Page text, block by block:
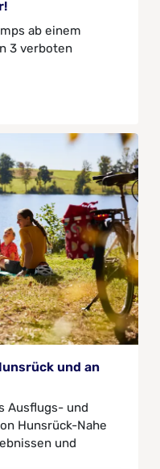
ab einem
3 verboten
und an
Ausflugs- und
Hunsrück-Nahe
und